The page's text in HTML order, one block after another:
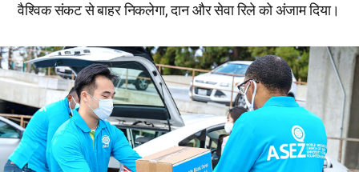
वैश्विक संकट से बाहर निकलेगा, दान और सेवा रिले को अंजाम दिया।